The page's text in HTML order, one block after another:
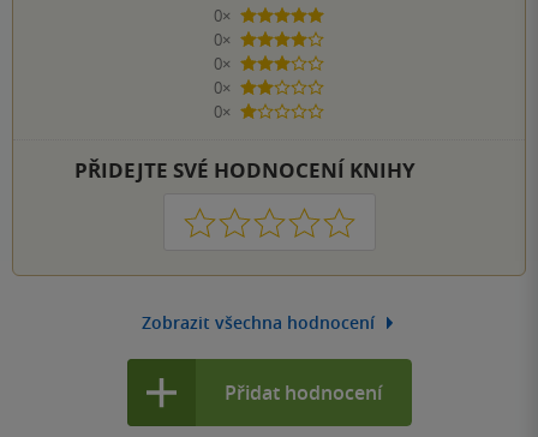
0×
5 hvězdiček
0×
4 hvězdičky
0×
3 hvězdičky
0×
2 hvězdičky
0×
1 hvezdička
PŘIDEJTE SVÉ HODNOCENÍ KNIHY
1 2 3 4 5
Zobrazit všechna hodnocení
Přidat hodnocení